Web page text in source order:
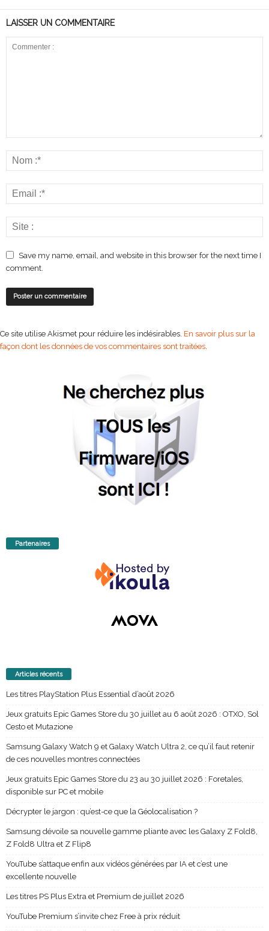
LAISSER UN COMMENTAIRE
Save my name, email, and website in this browser for the next time I
comment.
Ce site utilise Akismet pour réduire les indésirables. En savoir plus sur la
façon dont les données de vos commentaires sont traitées
Partenaires
Articles récents
Les titres PlayStation Plus Essential d’août 2026
Jeux gratuits Epic Games Store du 30 juillet au 6 août 2026 : OTXO, Sol
Cesto et Mutazione
Samsung Galaxy Watch 9 et Galaxy Watch Ultra 2, ce qu’il faut retenir
de ces nouvelles montres connectées
Jeux gratuits Epic Games Store du 23 au 30 juillet 2026 : Foretales,
disponible sur PC et mobile
Décrypter le jargon : qu’est-ce que la Géolocalisation ?
Samsung dévoile sa nouvelle gamme pliante avec les Galaxy Z Fold8,
Z Fold8 Ultra et Z Flip8
YouTube s’attaque enfin aux vidéos générées par IA et c’est une
excellente nouvelle
Les titres PS Plus Extra et Premium de juillet 2026
YouTube Premium s’invite chez Free à prix réduit